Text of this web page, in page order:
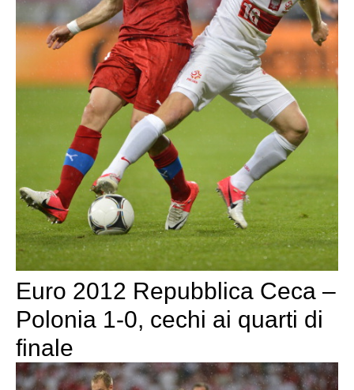
Euro 2012 Repubblica Ceca –
Polonia 1-0, cechi ai quarti di
finale